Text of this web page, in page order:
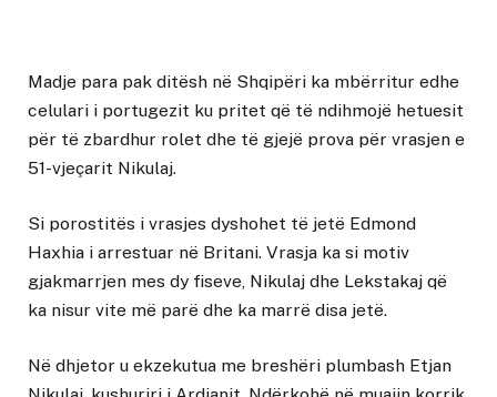
Madje para pak ditësh në Shqipëri ka mbërritur edhe
celulari i portugezit ku pritet që të ndihmojë hetuesit
për të zbardhur rolet dhe të gjejë prova për vrasjen e
51-vjeçarit Nikulaj.
Si porostitës i vrasjes dyshohet të jetë Edmond
Haxhia i arrestuar në Britani. Vrasja ka si motiv
gjakmarrjen mes dy fiseve, Nikulaj dhe Lekstakaj që
ka nisur vite më parë dhe ka marrë disa jetë.
Në dhjetor u ekzekutua me breshëri plumbash Etjan